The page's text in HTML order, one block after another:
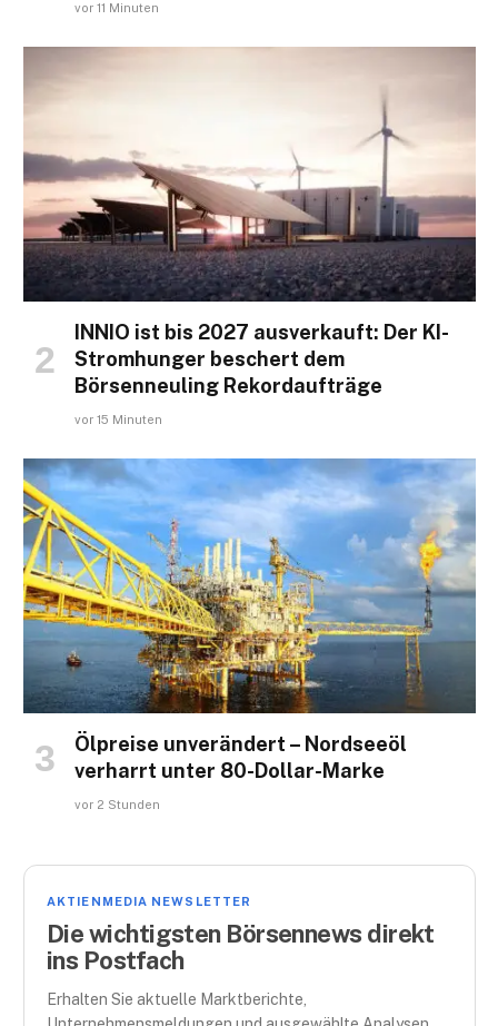
vor 11 Minuten
INNIO ist bis 2027 ausverkauft: Der KI-
Stromhunger beschert dem
Börsenneuling Rekordaufträge
vor 15 Minuten
Ölpreise unverändert – Nordseeöl
verharrt unter 80-Dollar-Marke
vor 2 Stunden
AKTIENMEDIA NEWSLETTER
Die wichtigsten Börsennews direkt
ins Postfach
Erhalten Sie aktuelle Marktberichte,